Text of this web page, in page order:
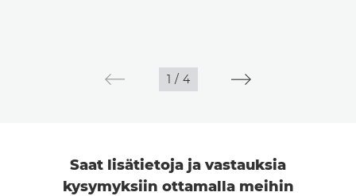
1 / 4
Saat lisätietoja ja vastauksia
kysymyksiin ottamalla meihin